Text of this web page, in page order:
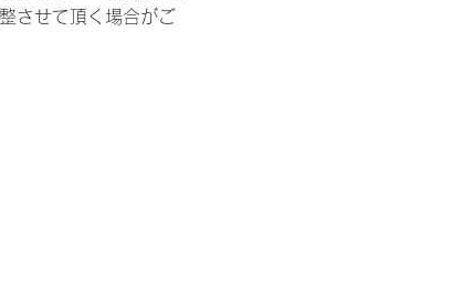
させて頂く場合がご